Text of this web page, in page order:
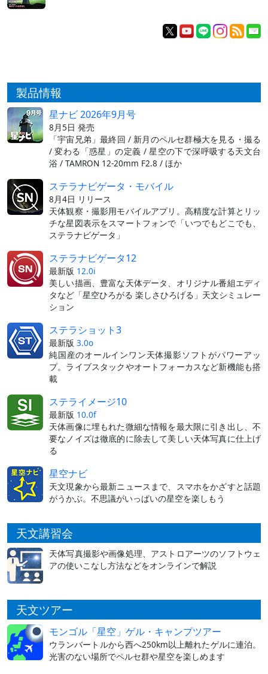
製品情報
星ナビ 2026年9月号
8月5日 発売
「宇宙兄弟」最終回 / 新月のペルセ群極大を見る・撮る
/ 変わる「惑星」の定義 / 星空の下で深呼吸する天文台
浴 / TAMRON 12-20mm F2.8 / ほか
ステラナビゲータ・モバイル
8月4日 リリース
天体観察・撮影用モバイルアプリ。高精度な計算とリッ
チな星図表示をスマートフォンで「いつでもどこでも、
ステラナビゲータ」
ステラナビゲータ12
最新版 12.0i
美しい描画、豊富な天体データ、オリジナル番組エディ
タなど「星空ひろがる 楽しさひろげる」天文シミュレー
ション
ステラショット3
最新版 3.0o
純国産のオールインワン天体撮影ソフトがパワーアッ
プ。ライブスタックやオートフォーカスなど新機能も搭
載
ステライメージ10
最新版 10.0f
天体画像に埋もれた微細な情報を最大限に引き出し、不
要なノイズは徹底的に除去して美しい天体写真に仕上げ
る
星空ナビ
天文現象から最新ニュースまで、スマホをかざすと話題
がうかぶ。不思議がいっぱいの星空を楽しもう
天文講習会
天体写真撮影や画像処理、アストロアーツのソフトウェ
アの使いこなし方法などをオンラインで解説
天文ツアー
モンゴル「星空」ゲル・キャンプツアー
ウランバートルから西へ250km以上離れたゲルに連泊。
光害のない場所でペルセ群や星空を楽しめます